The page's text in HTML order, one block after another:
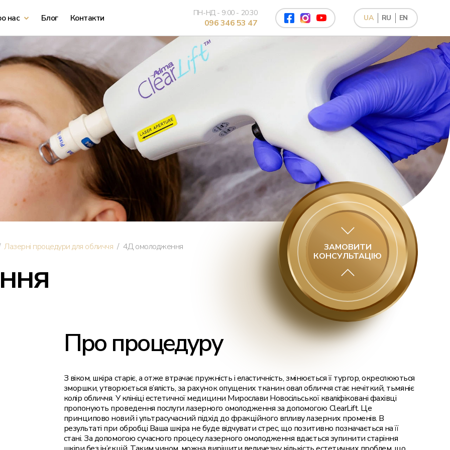
нас Блог Контакти ПН-НД - 9:00 - 20:30
096 346 53 47 UA RU EN
Лазерна епіляція обличчя
Лазерна епіляція рук
Лазерна епіляція ніг
Лазерна епіляція живота
Лазерна епіляція бікіні
Лазерна епіляція пахв
Лазерна епіляція підборіддя
Лазерна епіляція всього тіла
Лазерна епіляція верхньої губи
Лазерне шліфування обличчя
4Д омолодження
Фотоомолодження
Ручний антицелюлітний масаж
Механічна чистка обличчя
Ультразвукова чистка обличчя
Комбінована чистка обличчя
Філер у підборіддя
Філери у вилиці
Пересадка волосся FUE
Пересадка волосся чоловікам
Пересадка волосся жінкам
Видалення мозолі рідким азотом
Видалення стрижневої мозолі
Лазерні процедури для обличчя / 4Д омолодження
ЗАМОВИТИ
КОНСУЛЬТАЦІЮ
Про процедуру
З віком, шкіра старіє, а отже втрачає пружність і еластичність, змінюється її тургор, окреслюються
зморшки, утворюється в’ялість, за рахунок опущених тканин овал обличчя стає нечіткий, тьмяніє
колір обличчя. У клініці естетичної медицини Мирослави Новосільської кваліфіковані фахівці
пропонують проведення послуги лазерного омолодження за допомогою ClearLift. Це
принципово новий і ультрасучасний підхід до фракційного впливу лазерних променів. В
результаті при обробці Ваша шкіра не буде відчувати стрес, що позитивно позначається на її
стані. За допомогою сучасного процесу лазерного омолодження вдається зупинити старіння